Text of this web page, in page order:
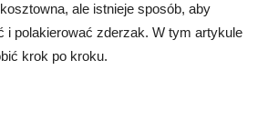
ale istnieje sposób, aby
i polakierować zderzak. W tym artykule
krok po kroku.